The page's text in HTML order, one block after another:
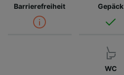
Barrierefreiheit Gepäck
WC